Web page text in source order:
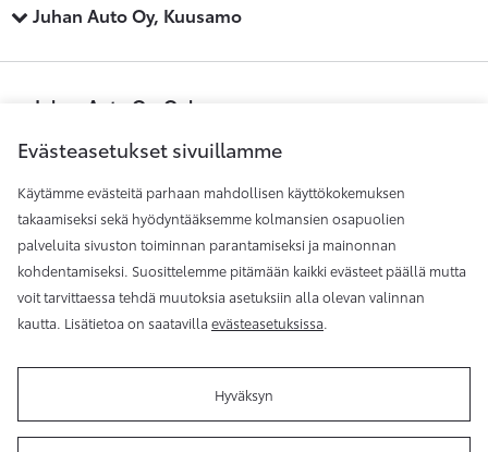
Juhan Auto Oy, Kuusamo
Juhan Auto Oy, Oulu
Juhan Auto Oy, Raahe
Juhan Auto Oy, Rovaniemi
Evästeasetukset sivuillamme
Käytämme evästeitä parhaan mahdollisen käyttökokemuksen
takaamiseksi sekä hyödyntääksemme kolmansien osapuolien
palveluita sivuston toiminnan parantamiseksi ja mainonnan
kohdentamiseksi. Suosittelemme pitämään kaikki evästeet päällä mutta
voit tarvittaessa tehdä muutoksia asetuksiin alla olevan valinnan
kautta. Lisätietoa on saatavilla evästeasetuksissa.
Hyväksyn